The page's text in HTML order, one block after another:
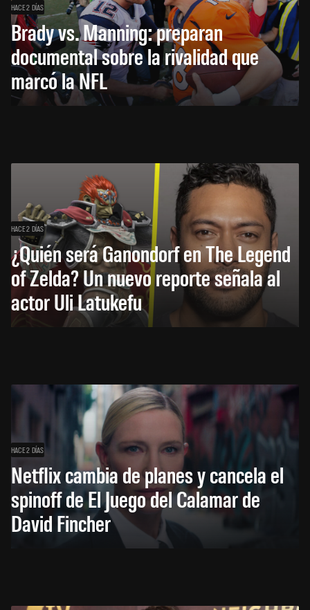
HACE 2 DÍAS
Brady vs. Manning: preparan
documental sobre la rivalidad que
marcó la NFL
HACE 2 DÍAS
¿Quién será Ganondorf en The Legend
of Zelda? Un nuevo reporte señala al
actor Uli Latukefu
HACE 2 DÍAS
Netflix cambia de planes y cancela el
spinoff de El Juego del Calamar de
David Fincher